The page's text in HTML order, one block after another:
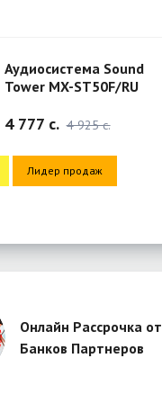
Аудиосистема Sound
Tower MX-ST50F/RU
4 777 c. 4 925 c.
Лидер продаж
Онлайн Рассрочка от
Банков Партнеров